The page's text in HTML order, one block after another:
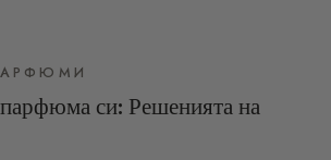
си: Решенията на